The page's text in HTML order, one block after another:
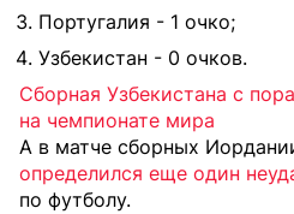
Португалия - 1 очко;
Узбекистан - 0 очков.
Сборная Узбекистана с
на чемпионате мира
А в матче сборных
определился еще один
по футболу.